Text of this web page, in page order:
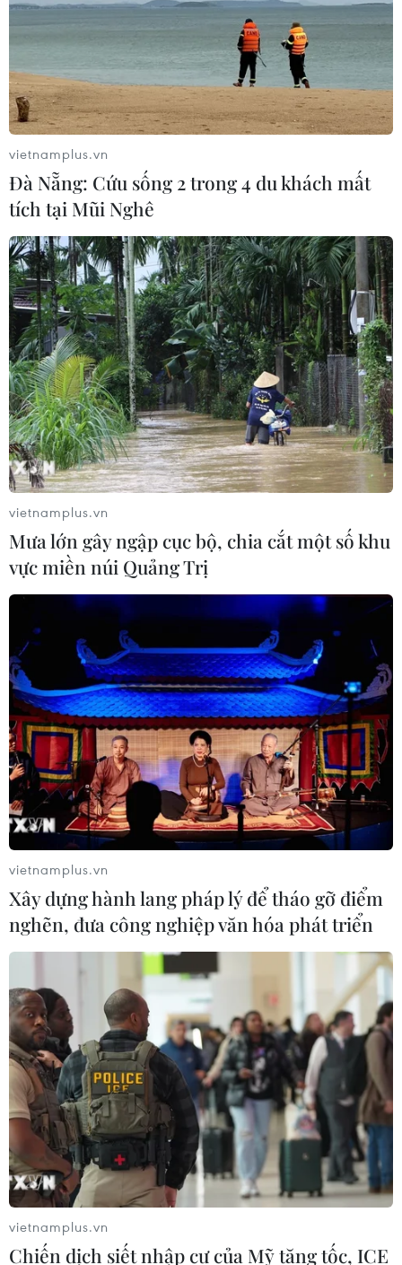
TIN CÙNG CHUYÊN MỤC
vietnamplus.vn
Đà Nẵng: Cứu sống 2 trong 4 du khách mất
tích tại Mũi Nghê
vietnamplus.vn
Mưa lớn gây ngập cục bộ, chia cắt một số khu
vực miền núi Quảng Trị
vietnamplus.vn
Xây dựng hành lang pháp lý để tháo gỡ điểm
nghẽn, đưa công nghiệp văn hóa phát triển
vietnamplus.vn
Chiến dịch siết nhập cư của Mỹ tăng tốc, ICE